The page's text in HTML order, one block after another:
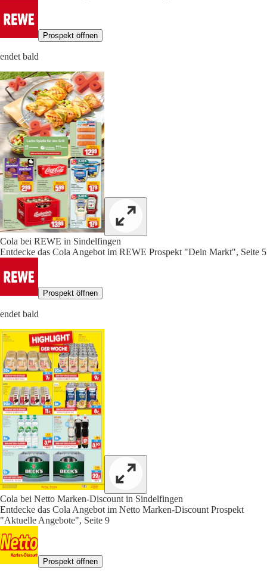
Prospekt öffnen
endet bald
Cola bei REWE in Sindelfingen
Entdecke das Cola Angebot im REWE Prospekt "Dein Markt", Seite 5
Prospekt öffnen
endet bald
Cola bei Netto Marken-Discount in Sindelfingen
Entdecke das Cola Angebot im Netto Marken-Discount Prospekt
"Aktuelle Angebote", Seite 9
Prospekt öffnen